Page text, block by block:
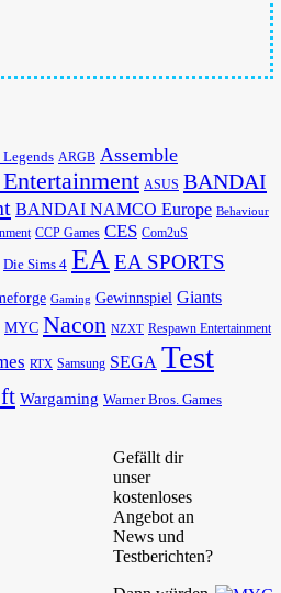
ARGB Assemble
ASUS BANDAI
BANDAI NAMCO Europe Behaviour
CCP Games CES Com2uS
Die Sims 4 EAEA SPORTS
Gaming Gewinnspiel Giants
MYC Nacon NZXT Respawn Entertainment
RTX Samsung SEGA Test
Wargaming Warner Bros. Games
Gefällt dir
unser
kostenloses
Angebot an
News und
Testberichten?